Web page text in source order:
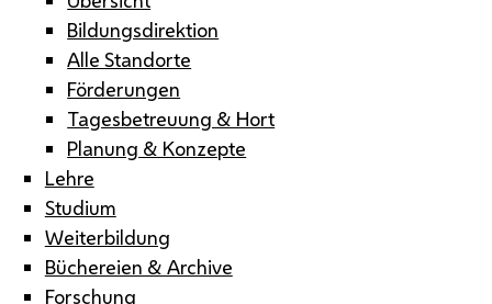
Bildungsdirektion
Alle Standorte
Förderungen
Tagesbetreuung & Hort
Planung & Konzepte
Lehre
Studium
Weiterbildung
Büchereien & Archive
Forschung